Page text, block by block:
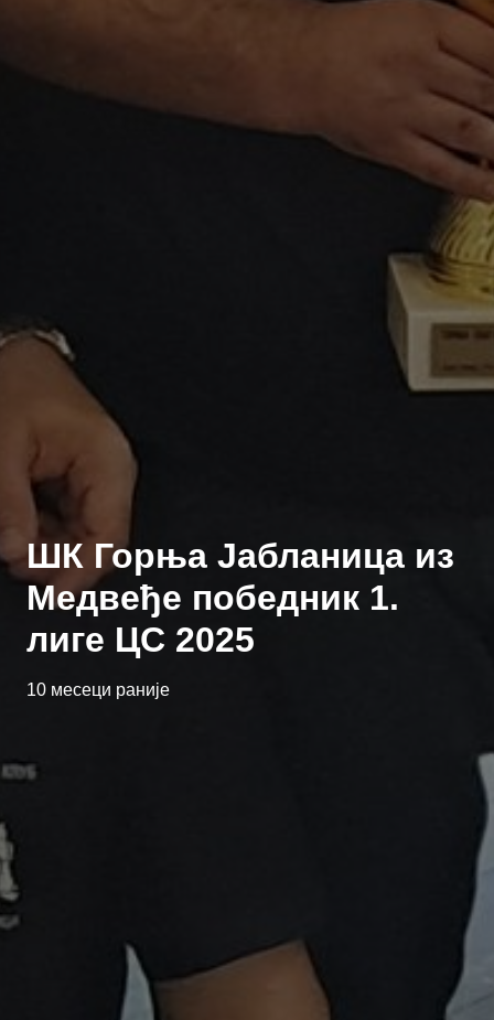
ШК Горња Јабланица из
Медвеђе победник 1.
лиге ЦС 2025
10 месеци раније